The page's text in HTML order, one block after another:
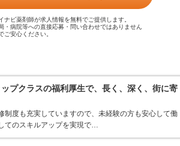
ナビ薬剤師が求人情報を無料でご提供します。
・病院等への直接応募・問い合わせではありません
ご安心ください。
プクラスの福利厚生で、長く、深く、街に寄
度も充実していますので、未経験の方も安心して働
てのスキルアップを実現で…